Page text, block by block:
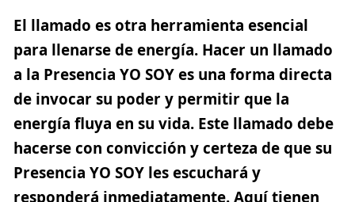
El llamado es otra herramienta esencial
para llenarse de energía. Hacer un llamado
a la Presencia YO SOY es una forma directa
de invocar su poder y permitir que la
energía fluya en su vida. Este llamado debe
hacerse con convicción y certeza de que su
Presencia YO SOY les escuchará y
responderá inmediatamente. Aquí tienen